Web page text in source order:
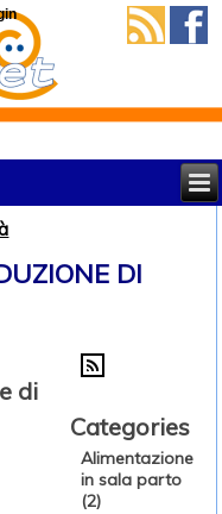
DI
di
Categories
Alimentazione
in sala parto
(2)